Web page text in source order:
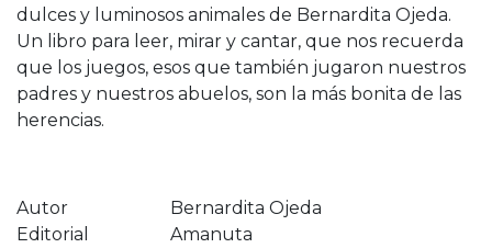
dulces y luminosos animales de Bernardita Ojeda.
Un libro para leer, mirar y cantar, que nos recuerda
que los juegos, esos que también jugaron nuestros
padres y nuestros abuelos, son la más bonita de las
herencias.
Autor
Bernardita Ojeda
Editorial
Amanuta